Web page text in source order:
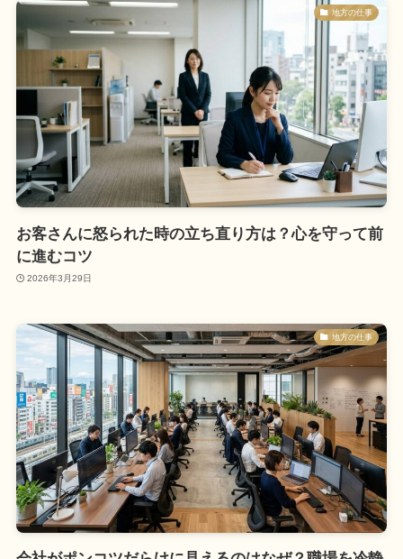
地方の仕事
お客さんに怒られた時の立ち直り方は？心を守って前
に進むコツ
2026年3月29日
地方の仕事